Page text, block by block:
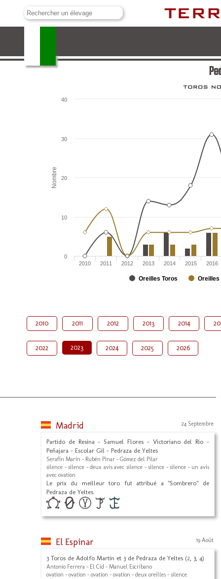
Nombre
Oreilles Toros Oreilles
2010 2011 2012 2013 2014 2015 2016
0
10
20
30
40
2010 2011 2012 2013 2014
2022 2023 2024 2025 2026
Madrid 24 Septembre
Partido de Resina - Samuel Flores - Victoriano del Rio -
Peñajara - Escolar Gil - Pedraza de Yeltes
Serafín Marín - Rubén Pinar - Gómez del Pilar
silence - silence - deux avis avec silence - silence - silence - un avis
avec ovation
Le prix du meilleur toro fut attribué a "Sombrero" de
Pedraza de Yeltes.
El Espinar 19 Août
3 Toros de Adolfo Martin et 3 de Pedraza de Yeltes (2, 3, 4)
Antonio Ferrera - El Cid - Manuel Escribano
ovation - ovation - ovation - ovation - deux oreilles - silence